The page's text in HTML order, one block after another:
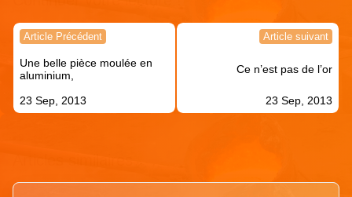
Navigation
l’article
Article Précédent
Une belle pièce moulée en
aluminium,
23 Sep, 2013
Article suivant
Ce n’est pas de l’or
23 Sep, 2013